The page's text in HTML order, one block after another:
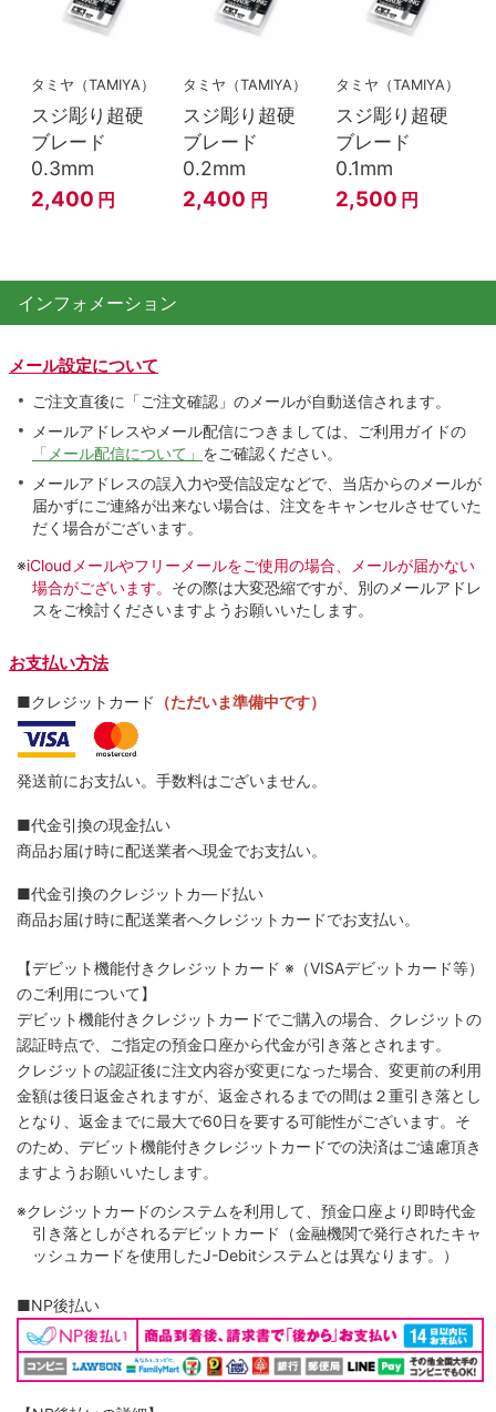
タミヤ（TAMIYA）
スジ彫り超硬
ブレード
0.3mm
2,400 円
タミヤ（TAMIYA）
スジ彫り超硬
ブレード
0.2mm
2,400 円
タミヤ（TAMIYA）
スジ彫り超硬
ブレード
0.1mm
2,500 円
インフォメーション
メール設定について
ご注文直後に「ご注文確認」のメールが自動送信されます。
メールアドレスやメール配信につきましては、ご利用ガイドの
「メール配信について」 をご確認ください。
メールアドレスの誤入力や受信設定などで、当店からのメールが
届かずにご連絡が出来ない場合は、注文をキャンセルさせていた
だく場合がございます。
※iCloudメールやフリーメールをご使用の場合、メールが届かない
場合がございます。 その際は大変恐縮ですが、別のメールアドレ
スをご検討くださいますようお願いいたします。
お支払い方法
■クレジットカード （ただいま準備中です）
発送前にお支払い。手数料はございません。
■代金引換の現金払い
商品お届け時に配送業者へ現金でお支払い。
■代金引換のクレジットカ―ド払い
商品お届け時に配送業者へクレジットカードでお支払い。
【デビット機能付きクレジットカード ※（VISAデビットカード等）
のご利用について】
デビット機能付きクレジットカードでご購入の場合、クレジットの
認証時点で、ご指定の預金口座から代金が引き落とされます。
クレジットの認証後に注文内容が変更になった場合、変更前の利用
金額は後日返金されますが、返金されるまでの間は２重引き落とし
となり、返金までに最大で60日を要する可能性がございます。そ
のため、デビット機能付きクレジットカードでの決済はご遠慮頂き
ますようお願いいたします。
※クレジットカードのシステムを利用して、預金口座より即時代金
引き落としがされるデビットカード（金融機関で発行されたキャ
ッシュカードを使用したJ-Debitシステムとは異なります。）
■NP後払い